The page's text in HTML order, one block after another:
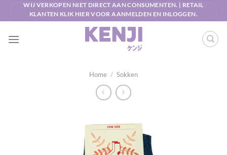
WIJ VERKOPEN NIET DIRECT AAN CONSUMENTEN. | RETAIL
KLANTEN KLIK HIER VOOR AANMELDEN EN INLOGGEN.
Home / Sokken